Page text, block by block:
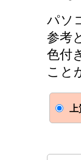
パソ
参考
色付
こと